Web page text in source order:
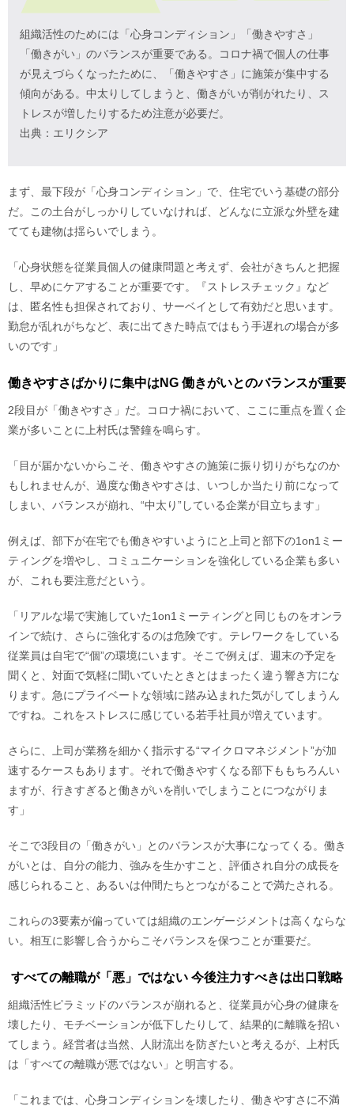
組織活性のためには「心身コンディション」「働きやすさ」
「働きがい」のバランスが重要である。コロナ禍で個人の仕事
が見えづらくなったために、「働きやすさ」に施策が集中する
傾向がある。中太りしてしまうと、働きがいが削がれたり、ス
トレスが増したりするため注意が必要だ。
出典：エリクシア
まず、最下段が「心身コンディション」で、住宅でいう基礎の部分
だ。この土台がしっかりしていなければ、どんなに立派な外壁を建
てても建物は揺らいでしまう。
「心身状態を従業員個人の健康問題と考えず、会社がきちんと把握
し、早めにケアすることが重要です。『ストレスチェック』など
は、匿名性も担保されており、サーベイとして有効だと思います。
勤怠が乱れがちなど、表に出てきた時点ではもう手遅れの場合が多
いのです」
働きやすさばかりに集中はNG 働きがいとのバランスが重要
2段目が「働きやすさ」だ。コロナ禍において、ここに重点を置く企
業が多いことに上村氏は警鐘を鳴らす。
「目が届かないからこそ、働きやすさの施策に振り切りがちなのか
もしれませんが、過度な働きやすさは、いつしか当たり前になって
しまい、バランスが崩れ、“中太り”している企業が目立ちます」
例えば、部下が在宅でも働きやすいようにと上司と部下の1on1ミー
ティングを増やし、コミュニケーションを強化している企業も多い
が、これも要注意だという。
「リアルな場で実施していた1on1ミーティングと同じものをオンラ
インで続け、さらに強化するのは危険です。テレワークをしている
従業員は自宅で“個”の環境にいます。そこで例えば、週末の予定を
聞くと、対面で気軽に聞いていたときとはまったく違う響き方にな
ります。急にプライベートな領域に踏み込まれた気がしてしまうん
ですね。これをストレスに感じている若手社員が増えています。
さらに、上司が業務を細かく指示する“マイクロマネジメント”が加
速するケースもあります。それで働きやすくなる部下ももちろんい
ますが、行きすぎると働きがいを削いでしまうことにつながりま
す」
そこで3段目の「働きがい」とのバランスが大事になってくる。働き
がいとは、自分の能力、強みを生かすこと、評価され自分の成長を
感じられること、あるいは仲間たちとつながることで満たされる。
これらの3要素が偏っていては組織のエンゲージメントは高くならな
い。相互に影響し合うからこそバランスを保つことが重要だ。
すべての離職が「悪」ではない 今後注力すべきは出口戦略
組織活性ピラミッドのバランスが崩れると、従業員が心身の健康を
壊したり、モチベーションが低下したりして、結果的に離職を招い
てしまう。経営者は当然、人財流出を防ぎたいと考えるが、上村氏
は「すべての離職が悪ではない」と明言する。
「これまでは、心身コンディションを壊したり、働きやすさに不満